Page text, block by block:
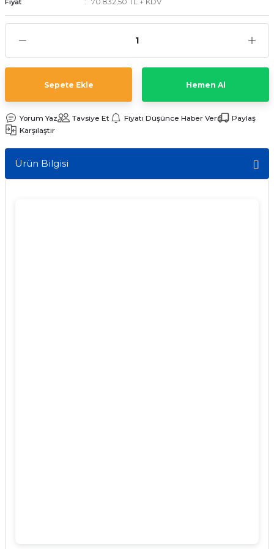
Duvar Tipi Klima
Fiyat
Sepete Ekle Hemen Al
Yorum Yaz Tavsiye Et Fiyatı Düşünce Haber Ver
Paylaş
Karşılaştır
Ürün Bilgisi